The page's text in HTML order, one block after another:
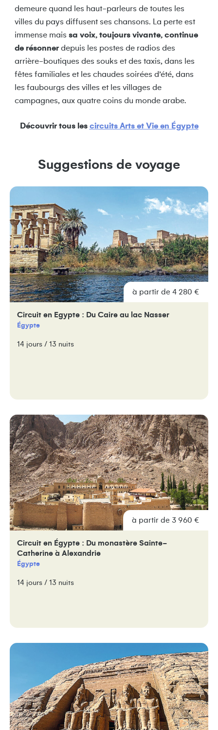
demeure quand les haut-parleurs de toutes les
villes du pays diffusent ses chansons. La perte est
immense mais sa voix, toujours vivante, continue
de résonnerdepuis les postes de radios des
arrière-boutiques des souks et des taxis, dans les
fêtes familiales et les chaudes soirées d’été, dans
les faubourgs des villes et les villages de
campagnes, aux quatre coins du monde arabe.
Découvrir tous les circuits Arts et Vie en Égypte
Suggestions de voyage
à partir de 4 280 €
Circuit en Egypte : Du Caire au lac Nasser
Égypte
14 jours / 13 nuits
à partir de 3 960 €
Circuit en Égypte : Du monastère Sainte-
Catherine à Alexandrie
Égypte
14 jours / 13 nuits